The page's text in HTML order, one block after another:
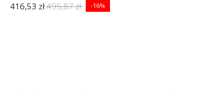
416,53 zł495,87 zł -16%